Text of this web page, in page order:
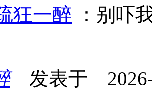
狂一醉 ：别吓
发表于 2026-